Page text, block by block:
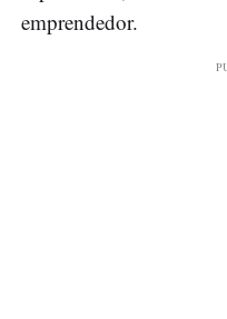
emprendedor.